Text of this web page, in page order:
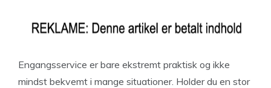
Engangsservice er bare ekstremt praktisk og ikke
mindst bekvemt i mange situationer. Holder du en stor